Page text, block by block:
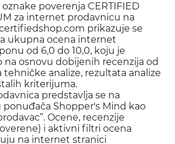
poverenja CERTIFIED
za internet prodavnicu na
prikazuje se
ukupna ocena internet
od 6,0 do 10,0, koju je
na osnovu dobijenih recenzija od
tehničke analize, rezultata analize
kriterijuma.
predstavlja se na
Shopper's Mind kao
Ocene, recenzije
i aktivni filtri ocena
na internet stranici